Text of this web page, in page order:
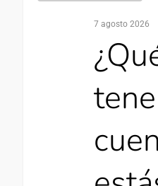
7 agosto 2026